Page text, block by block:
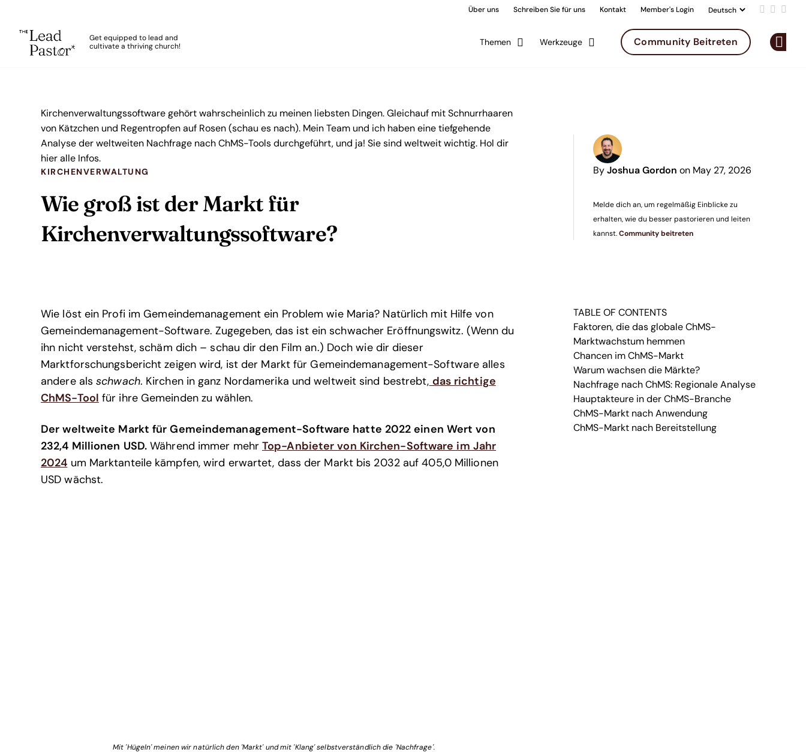
Über uns Schreiben Sie für uns Kontakt Member's Login Add us on
Follow
Get equipped to lead and
cultivate a thriving church!
Themen Werkzeuge Community Beitreten
KIRCHENVERWALTUNG
Wie groß ist der Markt für
Kirchenverwaltungssoftware?
By Joshua Gordon on May 27, 2026
Melde dich an, um regelmäßig Einblicke zu
erhalten, wie du besser pastorieren und leiten
kannst. Community beitreten
Kirchenverwaltungssoftware gehört wahrscheinlich zu meinen liebsten Dingen. Gleichauf mit Schnurrhaaren
von Kätzchen und Regentropfen auf Rosen (schau es nach). Mein Team und ich haben eine tiefgehende
Analyse der weltweiten Nachfrage nach ChMS-Tools durchgeführt, und ja! Sie sind weltweit wichtig. Hol dir
hier alle Infos.
Wie löst ein Profi im Gemeindemanagement ein Problem wie Maria? Natürlich mit Hilfe von
Gemeindemanagement-Software. Zugegeben, das ist ein schwacher Eröffnungswitz. (Wenn du
ihn nicht verstehst, schäm dich – schau dir den Film an.) Doch wie dir dieser
Marktforschungsbericht zeigen wird, ist der Markt für Gemeindemanagement-Software alles
andere alsschwach. Kirchen in ganz Nordamerika und weltweit sind bestrebt, das richtige
ChMS-Tool für ihre Gemeinden zu wählen.
Der weltweite Markt für Gemeindemanagement-Software hatte 2022 einen Wert von
232,4 Millionen USD. Während immer mehr Top-Anbieter von Kirchen-Software im Jahr
2024 um Marktanteile kämpfen, wird erwartet, dass der Markt bis 2032 auf 405,0 Millionen
USD wächst.
Mit 'Hügeln' meinen wir natürlich den 'Markt' und mit 'Klang' selbstverständlich die 'Nachfrage'.
TABLE OF CONTENTS
Faktoren, die das globale ChMS-
Marktwachstum hemmen
Chancen im ChMS-Markt
Warum wachsen die Märkte?
Nachfrage nach ChMS: Regionale Analyse
Hauptakteure in der ChMS-Branche
ChMS-Markt nach Anwendung
ChMS-Markt nach Bereitstellung